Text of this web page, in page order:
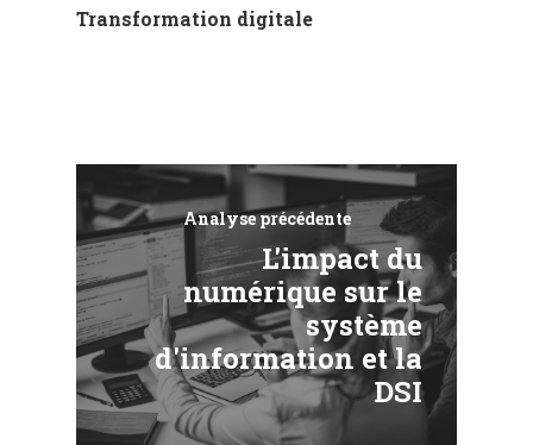
Transformation digitale
Analyse précédente
L'impact du
numérique sur le
système
d'information et la
DSI